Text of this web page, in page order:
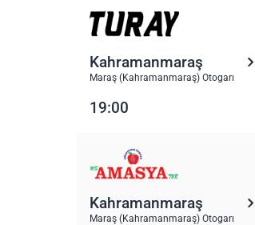
Kahramanmaraş
Maraş (Kahramanmaraş) Otogarı
19:00
Kahramanmaraş
Maraş (Kahramanmaraş) Otogarı